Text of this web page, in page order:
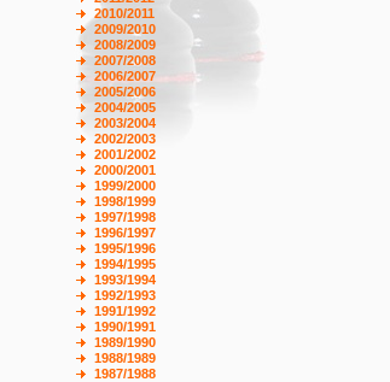
2010/2011
2009/2010
2008/2009
2007/2008
2006/2007
2005/2006
2004/2005
2003/2004
2002/2003
2001/2002
2000/2001
1999/2000
1998/1999
1997/1998
1996/1997
1995/1996
1994/1995
1993/1994
1992/1993
1991/1992
1990/1991
1989/1990
1988/1989
1987/1988